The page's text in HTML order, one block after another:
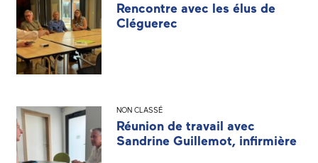
Rencontre avec les élus de
Cléguerec
NON CLASSÉ
Réunion de travail avec
Sandrine Guillemot, infirmière